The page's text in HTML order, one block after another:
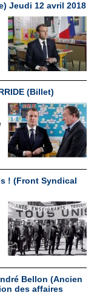
Jeudi 12 avril 2018
(Billet)
! (Front Syndical
Bellon (Ancien
des affaires